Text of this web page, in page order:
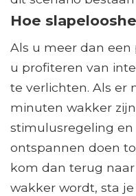
Hoe
Als u meer dan
u profiteren van
te verlichten. Als er
minuten wakker
stimulusregeling en
ontspannen doen
kom dan terug
wakker wordt, sta